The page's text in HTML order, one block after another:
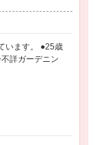
います。 ●25歳
詳ガーデニン